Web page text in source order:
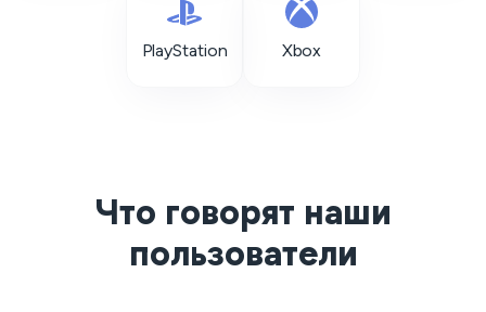
PlayStation Xbox
Что говорят наши
пользователи